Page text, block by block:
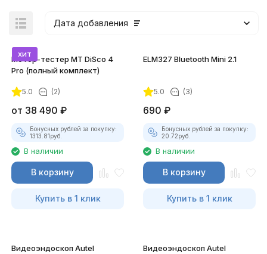
Дата добавления
хит
Мотор-тестер MT DiSco 4
Pro (полный комплект)
5.0 (2)
от 38 490 ₽
Бонусных рублей за покупку:
1313.81руб.
В наличии
В корзину
Купить в 1 клик
ELM327 Bluetooth Mini 2.1
5.0 (3)
690 ₽
Бонусных рублей за покупку:
20.72руб.
В наличии
В корзину
Купить в 1 клик
Видеоэндоскоп Autel
Видеоэндоскоп Autel